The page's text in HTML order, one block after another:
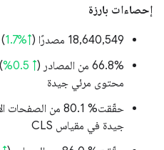
إحصاءات بارزة
‫18,640,549 مصدرًا ( ↑%1.7
)
‫66.8% من المصادر (
↑ 0.5%
محتوى مرئي جيدة
حقّقت% 80.1 من الصفحات الأصلية (
جيدة في مقياس CLS